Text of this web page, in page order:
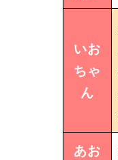
いお
ちゃ
ん
あお